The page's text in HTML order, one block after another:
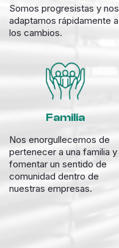
Somos progresistas y nos
adaptamos rápidamente a
los cambios.
Familia
Nos enorgullecemos de
pertenecer a una familia y
fomentar un sentido de
comunidad dentro de
nuestras empresas.